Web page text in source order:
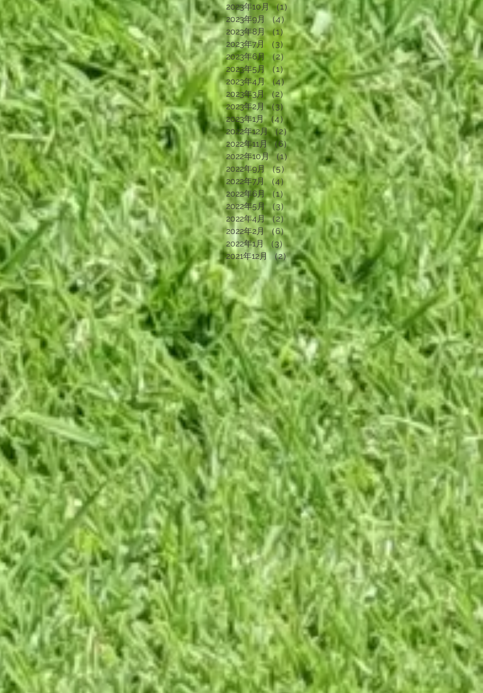
2023年10月 （1）
1件の記事
2023年9月
（4） 4件の記事
2023年8月 （1）1件の記事
2023年7月
（3）3件の記事
2023年6月
（2）
2件の記事
2023年5月 （1）1件の記事
2023年4月 （4）4件の記事
2023年3月 （2）2件の記事
2023年2月 （3） 3件の記事
2023年1月 （4）4件の記事
2022年12月 （2）2件の記事
2022年11月 （6）6件の記事
2022年10月 （1）
1件の記事
2022年9月 （5）5件の記事
2022年7月 （4）
4件の記事
2022年6月 （1）1件の記事
2022年5月 （3）3件の記事
2022年4月 （2）2件の記事
2022年2月 （6）6件の記事
2022年1月 （3） 3件の記事
2021年12月 （2）2件の記事